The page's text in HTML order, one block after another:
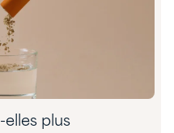
elles plus